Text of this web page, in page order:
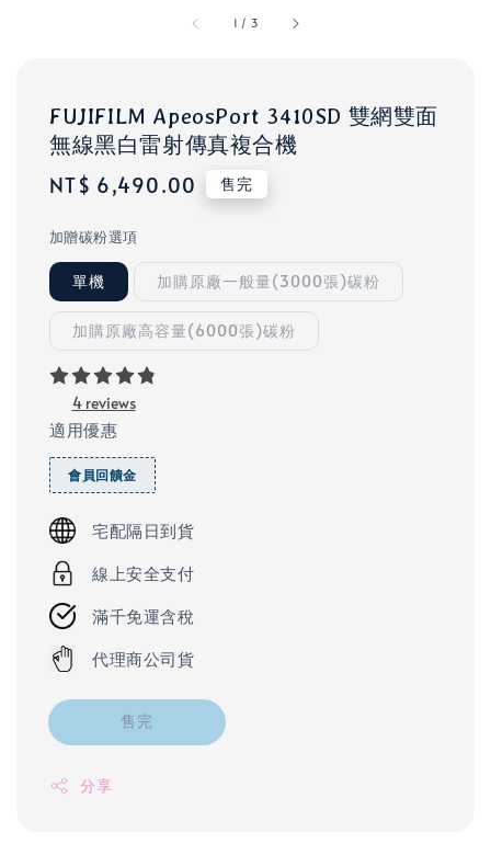
1 / 3
FUJIFILM ApeosPort 3410SD 雙網雙面
無線黑白雷射傳真複合機
Regular
NT$ 6,490.00 售完
加贈碳粉選項
單機 加購原廠一般量(3000張)碳粉
加購原廠高容量(6000張)碳粉
4 reviews
適用優惠
會員回饋金
宅配隔日到貨
線上安全支付
滿千免運含稅
代理商公司貨
售完
分享